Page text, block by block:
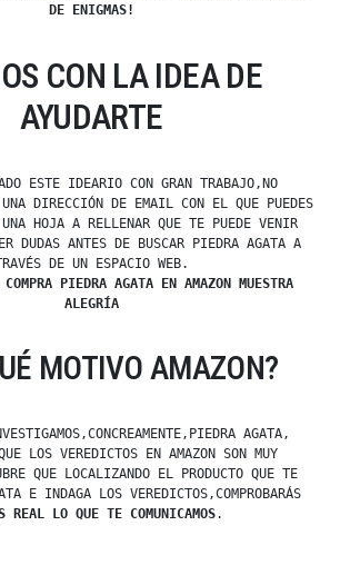
DE ENIGMAS!
CON LA IDEA DE
AYUDARTE
ESTE IDEARIO CON GRAN TRABAJO,NO
UNA DIRECCIÓN DE EMAIL CON EL QUE PUEDES
UNA HOJA A RELLENAR QUE TE PUEDE VENIR
DUDAS ANTES DE BUSCAR PIEDRA AGATA A
DE UN ESPACIO WEB.
PIEDRA AGATA EN AMAZON MUESTRA
ALEGRÍA
MOTIVO AMAZON?
AGATA,
LOS VEREDICTOS EN AMAZON SON MUY
QUE LOCALIZANDO EL PRODUCTO QUE TE
E INDAGA LOS VEREDICTOS,COMPROBARÁS
REAL LO QUE TE COMUNICAMOS.